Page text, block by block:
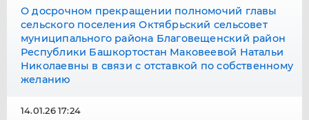
О досрочном прекращении полномочий главы
сельского поселения Октябрьский сельсовет
муниципального района Благовещенский район
Республики Башкортостан Маковеевой Натальи
Николаевны в связи с отставкой по собственному
желанию
14.01.26 17:24